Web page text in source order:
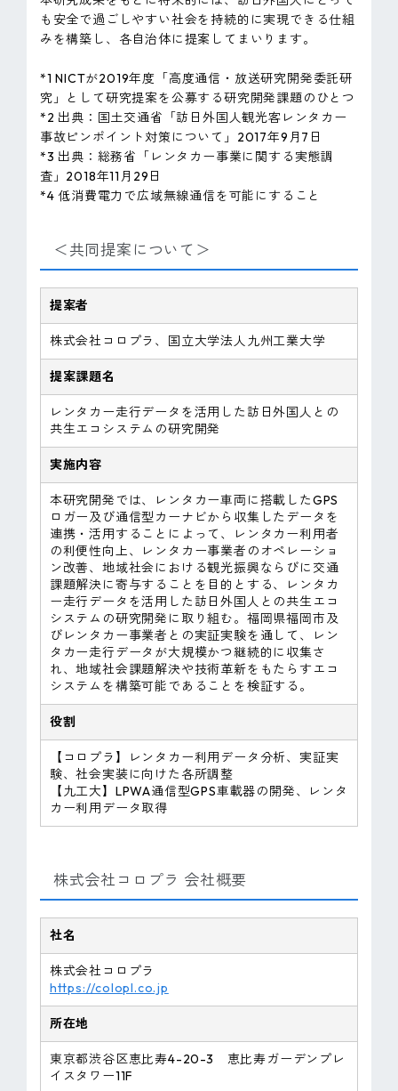
も安全で過ごしやすい社会を持続的に実現できる仕組
みを構築し、各自治体に提案してまいります。
*1 NICTが2019年度「高度通信・放送研究開発委託研
究」として研究提案を公募する研究開発課題のひとつ
*2 出典：国土交通省「訪日外国人観光客レンタカー
事故ピンポイント対策について」2017年9月7日
*3 出典：総務省「レンタカー事業に関する実態調
査」2018年11月29日
*4 低消費電力で広域無線通信を可能にすること
＜共同提案について＞
提案者
株式会社コロプラ、国立大学法人九州工業大学
提案課題名
レンタカー走行データを活用した訪日外国人との
共生エコシステムの研究開発
実施内容
本研究開発では、レンタカー車両に搭載したGPS
ロガー及び通信型カーナビから収集したデータを
連携・活用することによって、レンタカー利用者
の利便性向上、レンタカー事業者のオペレーショ
ン改善、地域社会における観光振興ならびに交通
課題解決に寄与することを目的とする、レンタカ
ー走行データを活用した訪日外国人との共生エコ
システムの研究開発に取り組む。福岡県福岡市及
びレンタカー事業者との実証実験を通して、レン
タカー走行データが大規模かつ継続的に収集さ
れ、地域社会課題解決や技術革新をもたらすエコ
システムを構築可能であることを検証する。
役割
【コロプラ】レンタカー利用データ分析、実証実
験、社会実装に向けた各所調整
【九工大】LPWA通信型GPS車載器の開発、レンタ
カー利用データ取得
株式会社コロプラ 会社概要
社名
株式会社コロプラ
https://colopl.co.jp
所在地
東京都渋谷区恵比寿4-20-3 恵比寿ガーデンプレ
イスタワー11F